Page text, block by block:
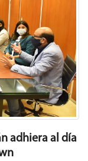
adhiera al día